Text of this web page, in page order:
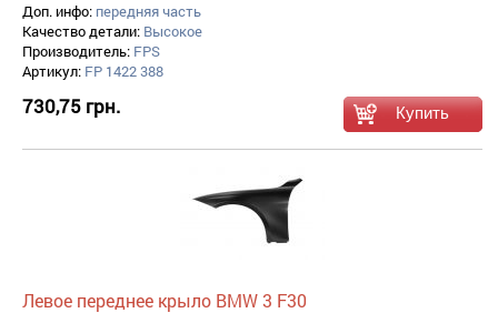
Доп. инфо: передняя часть
Качество детали: Высокое
Производитель: FPS
Артикул: FP 1422 388
730,75 грн.
Левое переднее крыло BMW 3 F30